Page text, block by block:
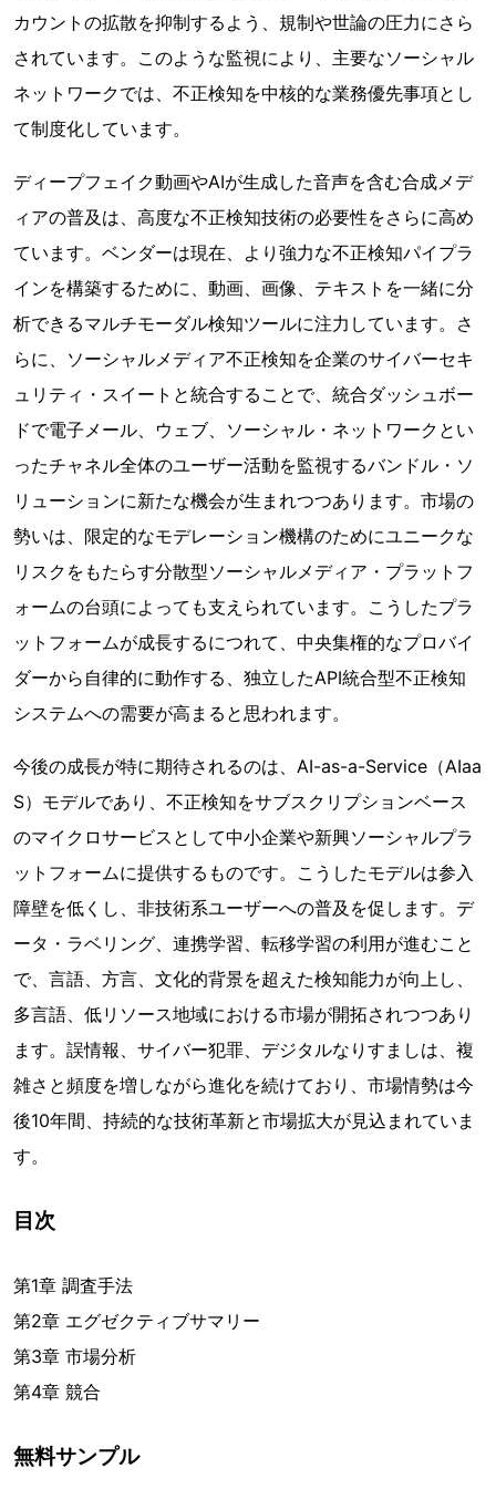
カウントの拡散を抑制するよう、規制や世論の圧力にさら
されています。このような監視により、主要なソーシャル
ネットワークでは、不正検知を中核的な業務優先事項とし
て制度化しています。
ディープフェイク動画やAIが生成した音声を含む合成メデ
ィアの普及は、高度な不正検知技術の必要性をさらに高め
ています。ベンダーは現在、より強力な不正検知パイプラ
インを構築するために、動画、画像、テキストを一緒に分
析できるマルチモーダル検知ツールに注力しています。さ
らに、ソーシャルメディア不正検知を企業のサイバーセキ
ュリティ・スイートと統合することで、統合ダッシュボー
ドで電子メール、ウェブ、ソーシャル・ネットワークとい
ったチャネル全体のユーザー活動を監視するバンドル・ソ
リューションに新たな機会が生まれつつあります。市場の
勢いは、限定的なモデレーション機構のためにユニークな
リスクをもたらす分散型ソーシャルメディア・プラットフ
ォームの台頭によっても支えられています。こうしたプラ
ットフォームが成長するにつれて、中央集権的なプロバイ
ダーから自律的に動作する、独立したAPI統合型不正検知
システムへの需要が高まると思われます。
今後の成長が特に期待されるのは、AI-as-a-Service（AIaa
S）モデルであり、不正検知をサブスクリプションベース
のマイクロサービスとして中小企業や新興ソーシャルプラ
ットフォームに提供するものです。こうしたモデルは参入
障壁を低くし、非技術系ユーザーへの普及を促します。デ
ータ・ラベリング、連携学習、転移学習の利用が進むこと
で、言語、方言、文化的背景を超えた検知能力が向上し、
多言語、低リソース地域における市場が開拓されつつあり
ます。誤情報、サイバー犯罪、デジタルなりすましは、複
雑さと頻度を増しながら進化を続けており、市場情勢は今
後10年間、持続的な技術革新と市場拡大が見込まれていま
す。
目次
第1章 調査手法
第2章 エグゼクティブサマリー
第3章 市場分析
第4章 競合
無料サンプル